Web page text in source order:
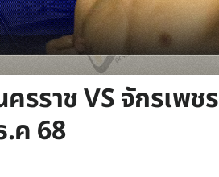
รราช VS จักรเพชร
ค 68